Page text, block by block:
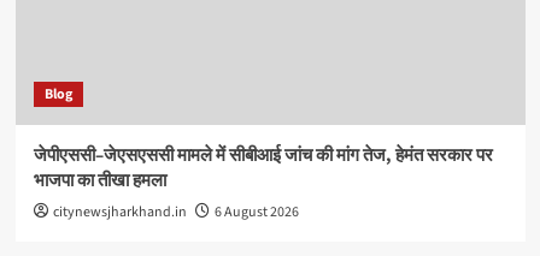
Blog
जेपीएससी–जेएसएससी मामले में सीबीआई जांच की मांग तेज, हेमंत सरकार पर
भाजपा का तीखा हमला
citynewsjharkhand.in 6 August 2026